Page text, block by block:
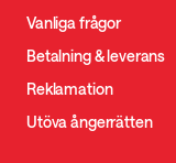
Vanliga frågor
Betalning & leverans
Reklamation
Utöva ångerrätten